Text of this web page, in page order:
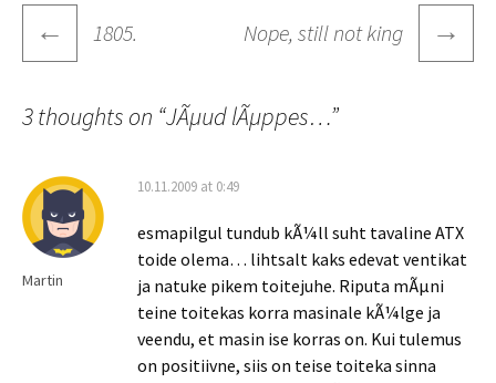
Post
navigation
← 1805. Nope, still not king →
3 thoughts on “JÃµud lÃµppes…”
Martin
10.11.2009 at 0:49
esmapilgul tundub kÃ¼ll suht tavaline ATX
toide olema… lihtsalt kaks edevat ventikat
ja natuke pikem toitejuhe. Riputa mÃµni
teine toitekas korra masinale kÃ¼lge ja
veendu, et masin ise korras on. Kui tulemus
on positiivne, siis on teise toiteka sinna